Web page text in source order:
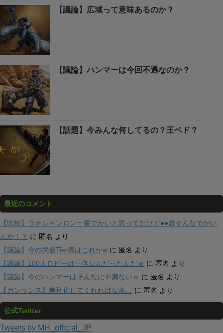
【議論】広域って意味あるのか？
【議論】ハンマーは今回不遇なのか？
【話題】今みんな何してるの？王ベド？
最近のコメント
【比較】ラオシャンロン一番でかいと思ってたけど●●君そんなでかい
んか！？ に 匿名 より
【議論】今の武器Tier表はこれかw に 匿名 より
【議論】100人ロビーは一体なんだったんだｗ に 匿名 より
【議論】今のハンマーはそんなに不満ないｗ に 匿名 より
【ガンランス】差別化してくれればなあ…
に 匿名 より
公式Twitter
Tweets by MH_official_JP